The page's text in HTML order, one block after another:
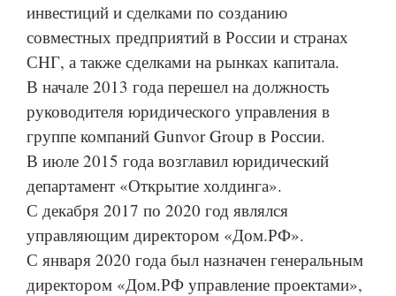
инвестиций и сделками по созданию
совместных предприятий в России и странах
СНГ, а также сделками на рынках капитала.
В начале 2013 года перешел на должность
руководителя юридического управления в
группе компаний Gunvor Group в России.
В июле 2015 года возглавил юридический
департамент «Открытие холдинга».
С декабря 2017 по 2020 год являлся
управляющим директором «Дом.РФ».
С января 2020 года был назначен генеральным
директором «Дом.РФ управление проектами»,